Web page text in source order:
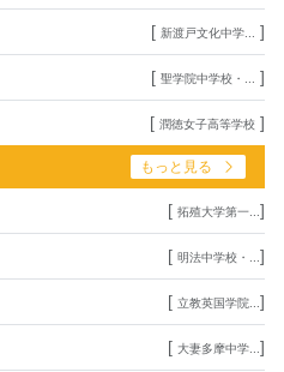
[ 新渡戸文化中学... ]
[ 聖学院中学校・... ]
[ 潤徳女子高等学校 ]
もっと見る
[ 拓殖大学第一... ]
[ 明法中学校・... ]
[ 立教英国学院... ]
[ 大妻多摩中学... ]